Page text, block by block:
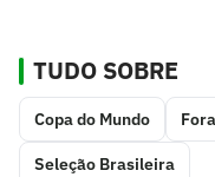
TUDO SOBRE
Copa do Mundo
Seleção Brasileira